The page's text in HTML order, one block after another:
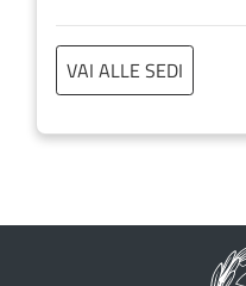
VAI ALLE SEDI